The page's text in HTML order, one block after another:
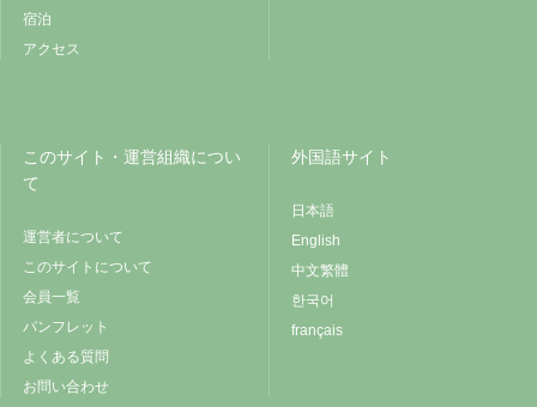
宿泊
アクセス
このサイト・運営組織につい
て
運営者について
このサイトについて
会員一覧
パンフレット
よくある質問
お問い合わせ
外国語サイト
日本語
English
中文繁體
한국어
français